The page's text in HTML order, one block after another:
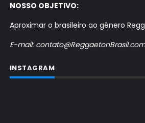
NOSSO OBJETIVO:
Aproximar o brasileiro ao gênero
E-mail: contato@ReggaetonBrasil.com
INSTAGRAM